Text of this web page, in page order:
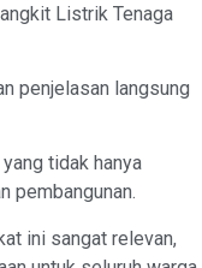
Listrik Tenaga
penjelasan langsung
tidak hanya
pembangunan.
ini sangat relevan,